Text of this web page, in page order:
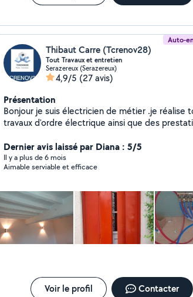
Auto-
Thibaut Carre (Tcrenov28)
Tout Travaux et entretien
Serazereux (Serazereux)
4,9/5 (27 avis)
Présentation
Bonjour je suis électricien de métier .je réalise tout vos
travaux d'ordre électrique ainsi que des
de plomberies sauf cuivre... Faïence, carrelage......
Isolation,placo, peinture ,travaux maçonnerie...
cuisine et de salle de bains Aménagement extérieur
23 ans d'expérience Assurance décennal et
CESU accepté
Dernier avis laissé par Diana : 5/5
Il y a plus de 6 mois
Aimable serviable et efficace
Voir le profil Contacter